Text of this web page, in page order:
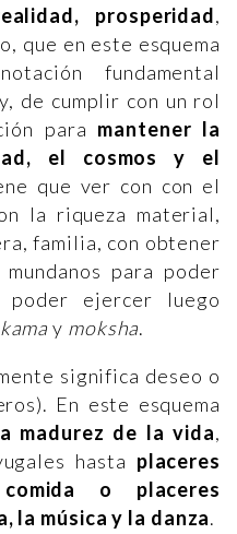
prosperidad,
que en este esquema
fundamental
de cumplir con un rol
para mantener la
el cosmos y el
que ver con con el
la riqueza material,
familia, con obtener
para poder
ejercer luego
kama y moksha.
significa deseo o
En este esquema
madurez de la vida,
hasta placeres
o placeres
la música y la danza.